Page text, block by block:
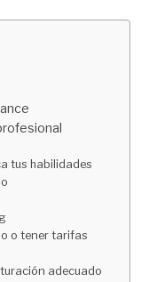
tus habilidades
o tener tarifas
adecuado